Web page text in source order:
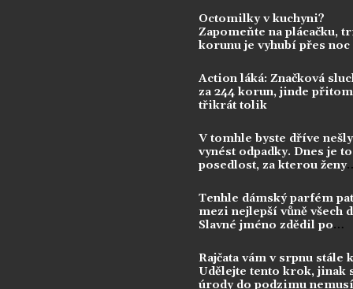
Octomilky v kuchyni?
Zapomeňte na plácačku,
korunu je vyhubí přes noc
Action láká: Značková
za 244 korun, jinde
třikrát tolik
V tomhle byste dříve
vynést odpadky. Dnes je to
posedlost, za kterou ženy
Tenhle dámský parfém
mezi nejlepší vůně všech
Slavné jméno zdědil po
Rajčata vám v srpnu stále
Udělejte tento krok, jinak
úrody do podzimu